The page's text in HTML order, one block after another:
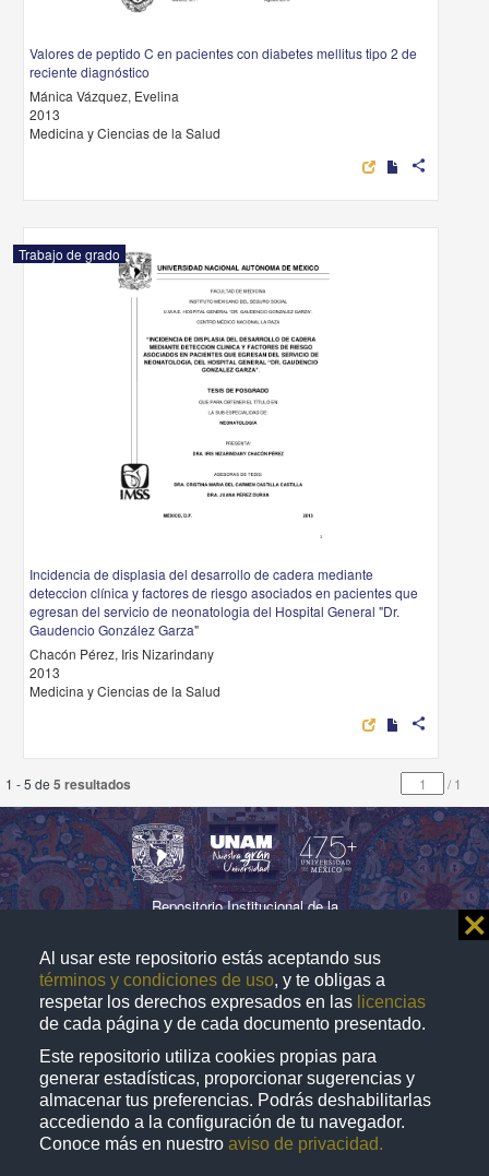
Al usar este repositorio estás aceptando sus
términos y condiciones de uso, y te obligas a
respetar los derechos expresados en las licencias
de cada página y de cada documento presentado.
Este repositorio utiliza cookies propias para
generar estadísticas, proporcionar sugerencias y
almacenar tus preferencias. Podrás deshabilitarlas
accediendo a la configuración de tu navegador.
Conoce más en nuestro aviso de privacidad.
⨯
Valores de peptido C en pacientes con diabetes mellitus tipo 2 de
reciente diagnóstico
Mánica Vázquez, Evelina
2013
Medicina y Ciencias de la Salud
share
Trabajo de grado
Incidencia de displasia del desarrollo de cadera mediante
deteccion clínica y factores de riesgo asociados en pacientes que
egresan del servicio de neonatologia del Hospital General "Dr.
Gaudencio González Garza"
Chacón Pérez, Iris Nizarindany
2013
Medicina y Ciencias de la Salud
share
1 - 5 de 5 resultados /1
Repositorio Institucional de la
Directorio Contacto Normatividad
D.R. © 2019. Universidad Nacional Autónoma de
México. Ciudad Universitaria, Coyoacán, C. P. 04510,
Ciudad de México, México. Este sitiowebpuede ser
utilizado con fines no lucrativos siempre que se cite la